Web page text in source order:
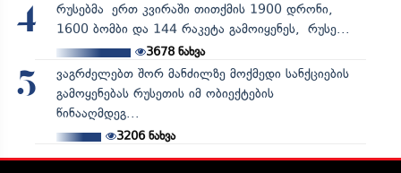
4
რუსებმა ერთ კვირაში თითქმის 1900 დრონი,
1600 ბომბი და 144 რაკეტა გამოიყენეს, რუსე...
3678ნახვა
5
ვაგრძელებთ შორ მანძილზე მოქმედი სანქციების
გამოყენებას რუსეთის იმ ობიექტების
წინააღმდეგ...
3206ნახვა